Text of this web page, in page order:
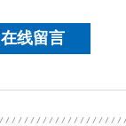
在线留言